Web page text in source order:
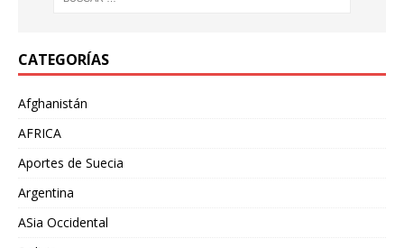
CATEGORÍAS
Afghanistán
AFRICA
Aportes de Suecia
Argentina
ASia Occidental